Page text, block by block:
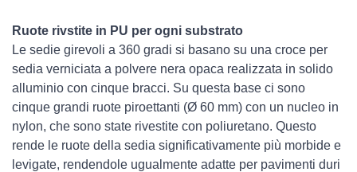
Ruote rivstite in PU per ogni substrato
Le sedie girevoli a 360 gradi si basano su una croce per
sedia verniciata a polvere nera opaca realizzata in solido
alluminio con cinque bracci. Su questa base ci sono
cinque grandi ruote piroettanti (Ø 60 mm) con un nucleo in
nylon, che sono state rivestite con poliuretano. Questo
rende le ruote della sedia significativamente più morbide e
levigate, rendendole ugualmente adatte per pavimenti duri